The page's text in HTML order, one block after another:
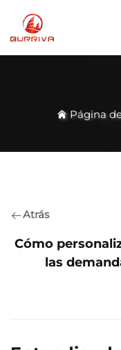
Página
Atrás
Cómo
las